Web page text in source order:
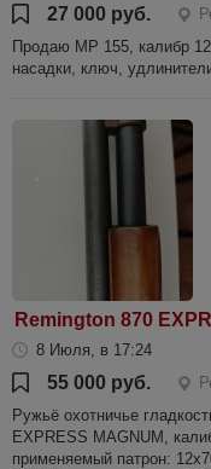
27 000 руб.
Продаю МР 155, калибр
насадки, ключ,
Remington 870
8 Июля, в 17:24
55 000 руб.
Ружьё охотничье
EXPRESS MAGNUM,
применяемый патрон: